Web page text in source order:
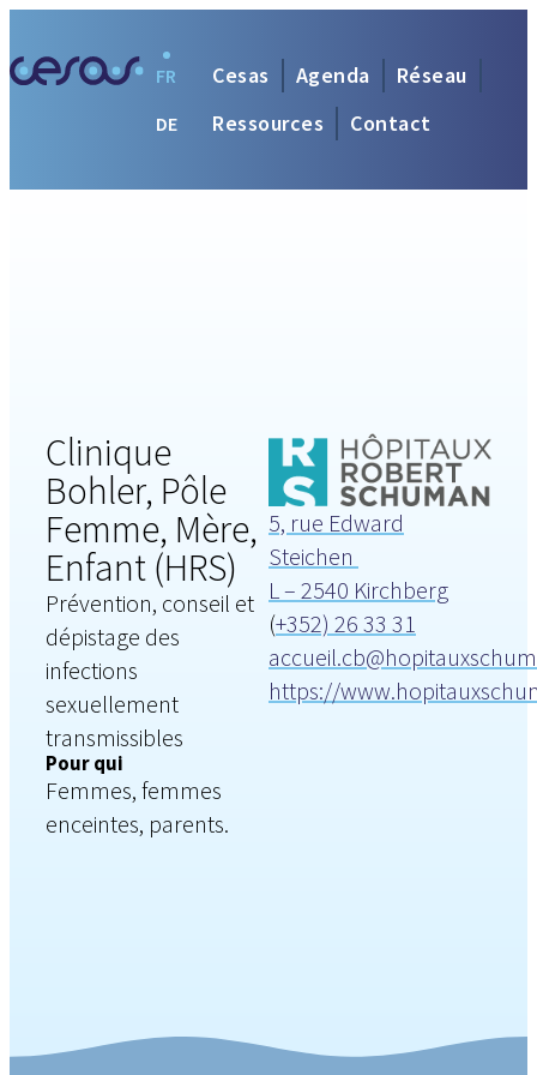
Cesas Agenda
Réseau
Ressources
Contact
FR
DE
Clinique
Bohler, Pôle
Femme, Mère,
Enfant (HRS)
Prévention, conseil et
dépistage des
infections
sexuellement
transmissibles
Pour qui
Femmes, femmes
enceintes, parents.
5, rue Edward
Steichen
L – 2540 Kirchberg
(+352) 26 33 31
https://